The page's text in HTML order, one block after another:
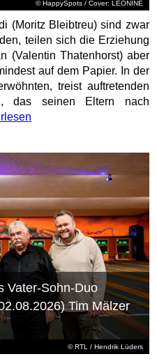
© HappySpots / Cover: LEONINE
(Moritz Bleibtreu) sind zwar
teilen sich die Erziehung
(Valentin Thatenhorst) aber
auf dem Papier. In der
treist auftretenden
das seinen Eltern nach
©RTL / Hendrik Lüders
Vater-Sohn-Duo
Tim Mälzer